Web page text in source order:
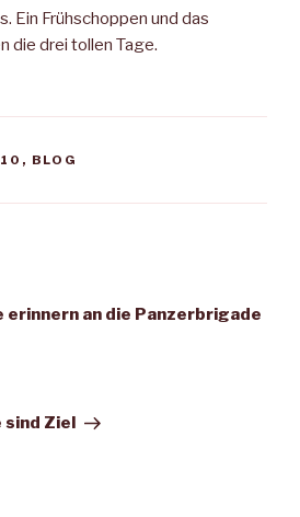
Ein Frühschoppen und das
die drei tollen Tage.
, BLOG
erinnern an die Panzerbrigade
Ziel